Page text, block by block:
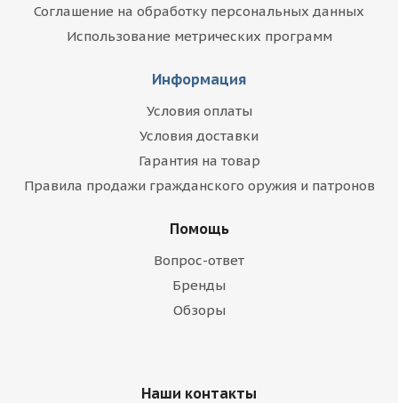
Соглашение на обработку персональных данных
Использование метрических программ
Информация
Условия оплаты
Условия доставки
Гарантия на товар
Правила продажи гражданского оружия и патронов
Помощь
Вопрос-ответ
Бренды
Обзоры
Наши контакты